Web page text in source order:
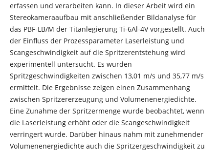
erfassen und verarbeiten kann. In dieser Arbeit wird ein
Stereokameraaufbau mit anschließender Bildanalyse für
das PBF-LB/M der Titanlegierung Ti-6Al-4V vorgestellt. Auch
der Einfluss der Prozessparameter Laserleistung und
Scangeschwindigkeit auf die Spritzerentstehung wird
experimentell untersucht. Es wurden
Spritzgeschwindigkeiten zwischen 13,01 m/s und 35,77 m/s
ermittelt. Die Ergebnisse zeigen einen Zusammenhang
zwischen Spritzererzeugung und Volumenenergiedichte.
Eine Zunahme der Spritzermenge wurde beobachtet, wenn
die Laserleistung erhöht oder die Scangeschwindigkeit
verringert wurde. Darüber hinaus nahm mit zunehmender
Volumenenergiedichte auch die Spritzergeschwindigkeit zu